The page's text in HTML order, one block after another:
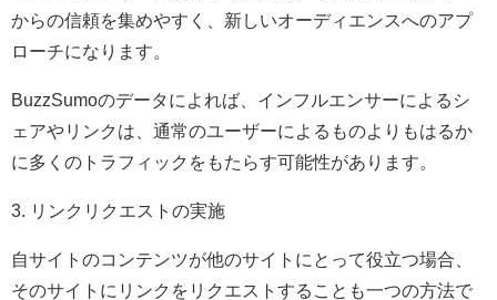
からの信頼を集めやすく、新しいオーディエンスへのアプ
ローチになります。
BuzzSumoのデータによれば、インフルエンサーによるシ
ェアやリンクは、通常のユーザーによるものよりもはるか
に多くのトラフィックをもたらす可能性があります。
3. リンクリクエストの実施
自サイトのコンテンツが他のサイトにとって役立つ場合、
そのサイトにリンクをリクエストすることも一つの方法で